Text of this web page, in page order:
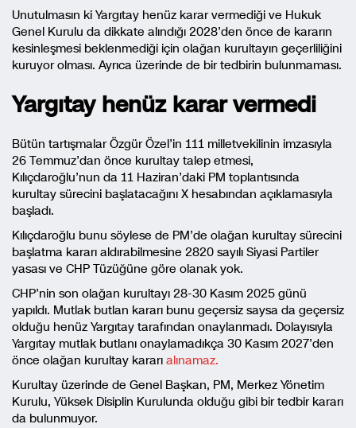
Unutulmasın ki Yargıtay henüz karar vermediği ve Hukuk
Genel Kurulu da dikkate alındığı 2028’den önce de kararın
kesinleşmesi beklenmediği için olağan kurultayın geçerliliğini
kuruyor olması. Ayrıca üzerinde de bir tedbirin bulunmaması.
Yargıtay henüz karar vermedi
Bütün tartışmalar Özgür Özel’in 111 milletvekilinin imzasıyla
26 Temmuz’dan önce kurultay talep etmesi,
Kılıçdaroğlu’nun da 11 Haziran’daki PM toplantısında
kurultay sürecini başlatacağını X hesabından açıklamasıyla
başladı.
Kılıçdaroğlu bunu söylese de PM’de olağan kurultay sürecini
başlatma kararı aldırabilmesine 2820 sayılı Siyasi Partiler
yasası ve CHP Tüzüğüne göre olanak yok.
CHP’nin son olağan kurultayı 28-30 Kasım 2025 günü
yapıldı. Mutlak butlan kararı bunu geçersiz saysa da geçersiz
olduğu henüz Yargıtay tarafından onaylanmadı. Dolayısıyla
Yargıtay mutlak butlanı onaylamadıkça 30 Kasım 2027’den
önce olağan kurultay kararı alınamaz.
Kurultay üzerinde de Genel Başkan, PM, Merkez Yönetim
Kurulu, Yüksek Disiplin Kurulunda olduğu gibi bir tedbir kararı
da bulunmuyor.